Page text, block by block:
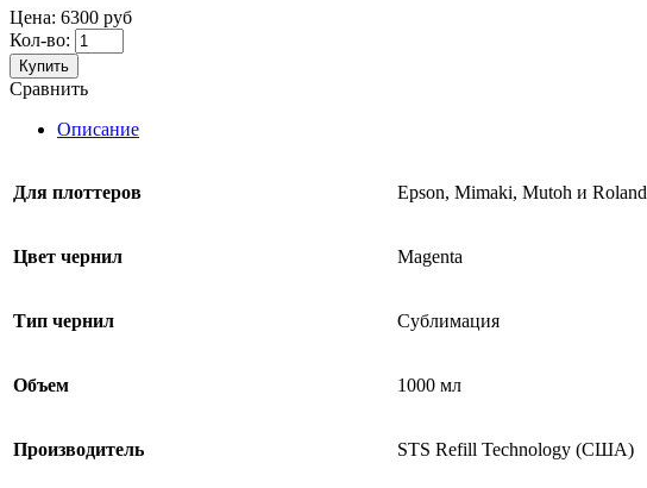
Цена: 6300 руб
Кол-во:
Купить
Сравнить
Описание
Для плоттеров Epson, Mimaki, Mutoh и Roland
Цвет чернил Magenta
Тип чернил Сублимация
Объем 1000 мл
Производитель STS Refill Technology (США)